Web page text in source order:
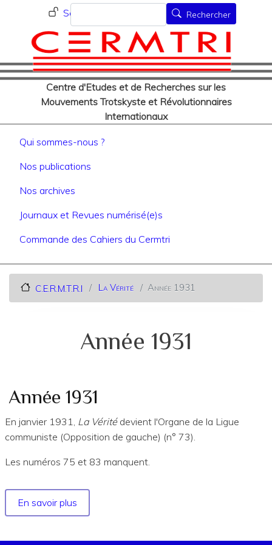
au
contenu
principal
Menu du compte de
Se connecter
Centre d'Etudes et de Recherches sur les
Mouvements Trotskyste et Révolutionnaires
Internationaux
Rechercher Rechercher
Navigation principale
Qui sommes-nous ?
Nos publications
Nos archives
Journaux et Revues numérisé(e)s
Commande des Cahiers du Cermtri
C.E.R.M.T.R.I La Vérité Année 1931
Année 1931
Année 1931
En janvier 1931, La Véritédevient l'Organe de la Ligue
communiste (Opposition de gauche) (n° 73).
Les numéros 75 et 83 manquent.
En savoir plus
Année